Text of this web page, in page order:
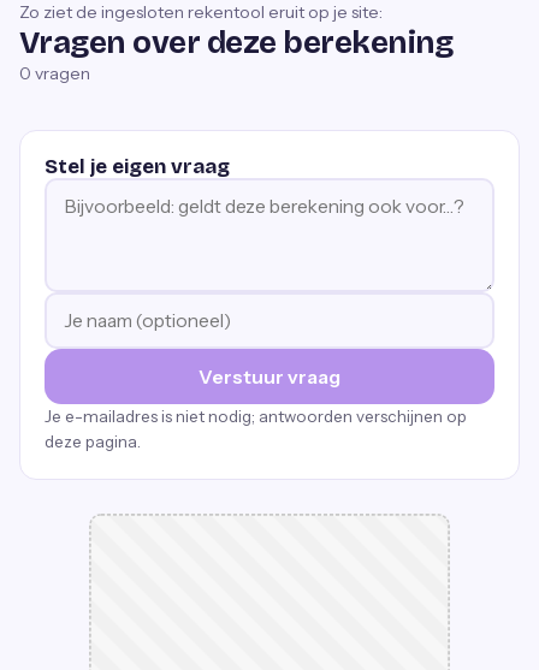
Zo ziet de ingesloten rekentool eruit op je site:
Vragen over deze berekening
0 vragen
Stel je eigen vraag
Verstuur vraag
Je e-mailadres is niet nodig; antwoorden verschijnen op
deze pagina.